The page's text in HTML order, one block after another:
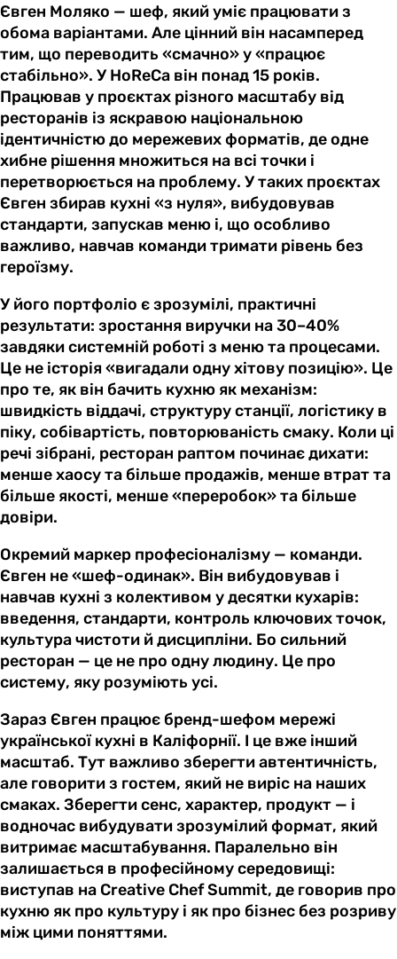
Євген Моляко — шеф, який уміє працювати з
обома варіантами. Але цінний він насамперед
тим, що переводить «смачно» у «працює
стабільно». У HoReCa він понад 15 років.
Працював у проєктах різного масштабу від
ресторанів із яскравою національною
ідентичністю до мережевих форматів, де одне
хибне рішення множиться на всі точки і
перетворюється на проблему. У таких проєктах
Євген збирав кухні «з нуля», вибудовував
стандарти, запускав меню і, що особливо
важливо, навчав команди тримати рівень без
героїзму.
У його портфоліо є зрозумілі, практичні
результати: зростання виручки на 30–40%
завдяки системній роботі з меню та процесами.
Це не історія «вигадали одну хітову позицію». Це
про те, як він бачить кухню як механізм:
швидкість віддачі, структуру станції, логістику в
піку, собівартість, повторюваність смаку. Коли ці
речі зібрані, ресторан раптом починає дихати:
менше хаосу та більше продажів, менше втрат та
більше якості, менше «переробок» та більше
довіри.
Окремий маркер професіоналізму — команди.
Євген не «шеф-одинак». Він вибудовував і
навчав кухні з колективом у десятки кухарів:
введення, стандарти, контроль ключових точок,
культура чистоти й дисципліни. Бо сильний
ресторан — це не про одну людину. Це про
систему, яку розуміють усі.
Зараз Євген працює бренд-шефом мережі
української кухні в Каліфорнії. І це вже інший
масштаб. Тут важливо зберегти автентичність,
але говорити з гостем, який не виріс на наших
смаках. Зберегти сенс, характер, продукт — і
водночас вибудувати зрозумілий формат, який
витримає масштабування. Паралельно він
залишається в професійному середовищі:
виступав на Creative Chef Summit, де говорив про
кухню як про культуру і як про бізнес без розриву
між цими поняттями.